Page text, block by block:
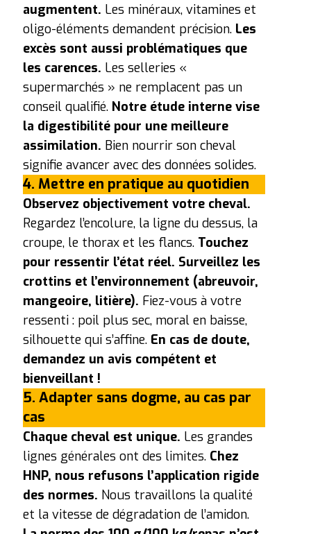
augmentent. Les minéraux, vitamines et
oligo-éléments demandent précision. Les
excès sont aussi problématiques que
les carences. Les selleries «
supermarchés » ne remplacent pas un
conseil qualifié. Notre étude interne vise
la digestibilité pour une meilleure
assimilation. Bien nourrir son cheval
signifie avancer avec des données solides.
4. Mettre en pratique au quotidien
Observez objectivement votre cheval.
Regardez l’encolure, la ligne du dessus, la
croupe, le thorax et les flancs. Touchez
pour ressentir l’état réel. Surveillez les
crottins et l’environnement (abreuvoir,
mangeoire, litière). Fiez-vous à votre
ressenti : poil plus sec, moral en baisse,
silhouette qui s’affine. En cas de doute,
demandez un avis compétent et
bienveillant !
5. Adapter sans dogme, au cas par
cas
Chaque cheval est unique. Les grandes
lignes générales ont des limites. Chez
HNP, nous refusons l’application rigide
des normes. Nous travaillons la qualité
et la vitesse de dégradation de l’amidon.